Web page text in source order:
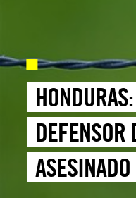
DEFENSOR
ASESINADO